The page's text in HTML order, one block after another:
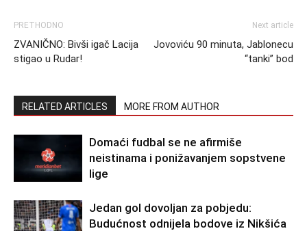
PRETHODNO
ZVANIČNO: Bivši igač Lacija
stigao u Rudar!
Next article
Jovoviću 90 minuta, Jablonecu
“tanki” bod
RELATED ARTICLES MORE FROM AUTHOR
Domaći fudbal se ne afirmiše
neistinama i ponižavanjem sopstvene
lige
Jedan gol dovoljan za pobjedu:
Budućnost odnijela bodove iz Nikšića